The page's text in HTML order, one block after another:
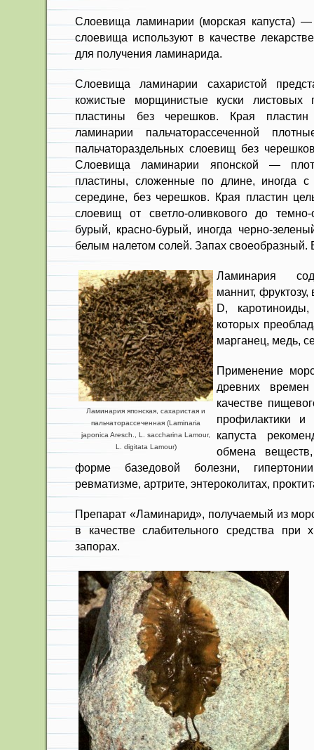
Слоевища ламинарии (морская капуста)
слоевища используют в качестве
для получения ламинарида.
Слоевища ламинарии сахаристой
кожистые морщинистые куски листовых
пластины без черешков. Края
ламинарии пальчаторассеченной
пальчатораздельных слоевищ без
Слоевища ламинарии японской —
пластины, сложенные по длине, иногда
середине, без черешков. Края пластин
слоевищ от светло-олив­кового до темно-
бурый, красно-бурый, иногда черно-
белым налетом солей. Запах своеобразный.
Ламинария японская, сахаристая и
пальчаторассеченная (Laminaria
japonica Aresch., L. saccharina Lamour,
L. digitata Lamour)
Ламинария
маннит,
D,
которых
марганец, медь,
Применение
древних
качестве
профилактики и
капуста
обмена веществ,
форме базедовой болезни,
ревматизме, артрите, энтероколи­тах,
Препарат «Ламинарид», получа­емый из
в качестве слабительного средства при
запорах.